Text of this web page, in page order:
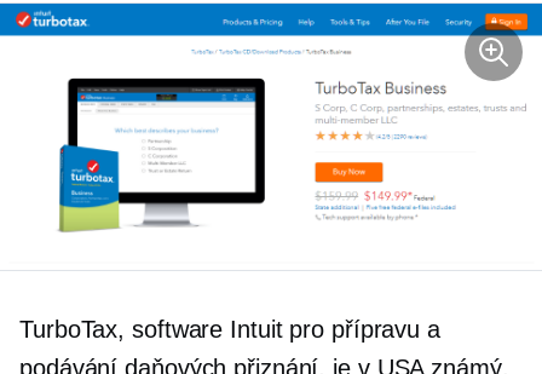
TurboTax, software Intuit pro přípravu a
podávání daňových přiznání, je v USA známý.